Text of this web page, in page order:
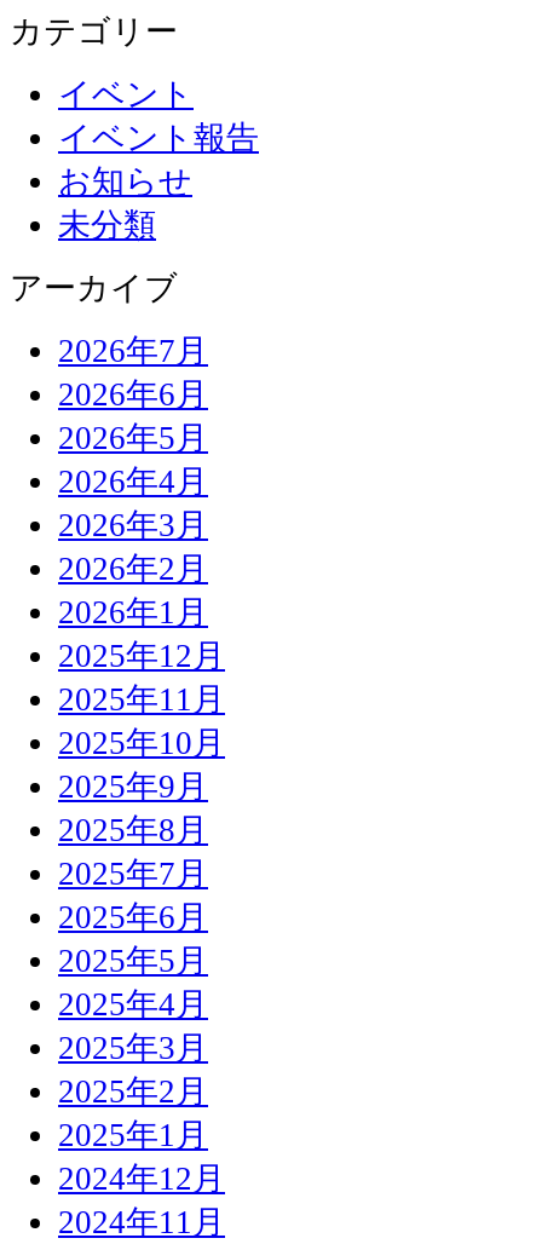
カテゴリー
イベント
イベント報告
お知らせ
未分類
アーカイブ
2026年7月
2026年6月
2026年5月
2026年4月
2026年3月
2026年2月
2026年1月
2025年12月
2025年11月
2025年10月
2025年9月
2025年8月
2025年7月
2025年6月
2025年5月
2025年4月
2025年3月
2025年2月
2025年1月
2024年12月
2024年11月